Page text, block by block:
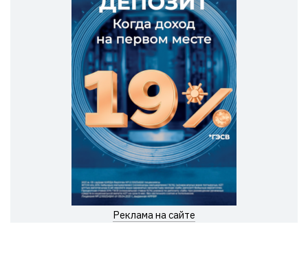
Реклама на сайте